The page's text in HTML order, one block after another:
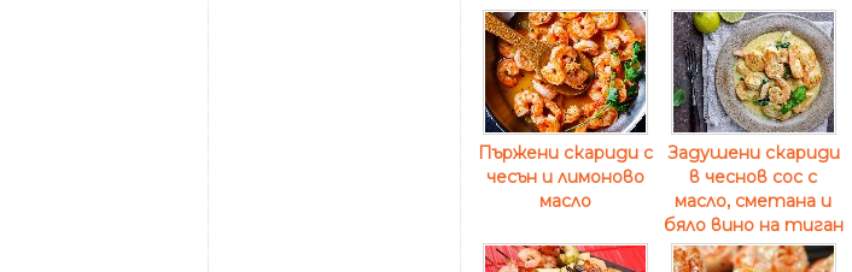
Пържени скариди с
чесън и лимоново
масло
Задушени скариди
в чеснов сос с
масло, сметана и
бяло вино на тиган